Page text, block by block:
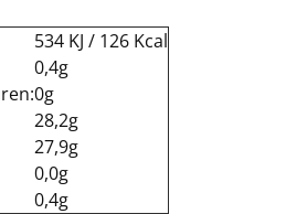
534 KJ / 126 Kcal
0,4g
0g
28,2g
27,9g
0,0g
0,4g